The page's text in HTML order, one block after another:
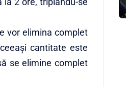
vor elimina complet
cantitate este
se elimine complet